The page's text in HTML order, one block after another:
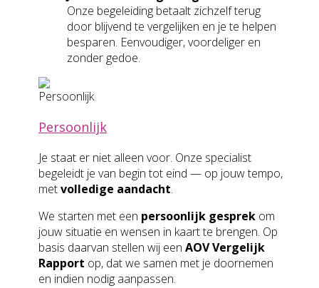
Onze begeleiding betaalt zichzelf terug
door blijvend te vergelijken en je te helpen
besparen. Eenvoudiger, voordeliger en
zonder gedoe.
Persoonlijk
Je staat er niet alleen voor. Onze specialist
begeleidt je van begin tot eind — op jouw tempo,
metvolledige aandacht.
We starten met een persoonlijk gesprek om
jouw situatie en wensen in kaart te brengen. Op
basis daarvan stellen wij een AOV Vergelijk
Rapport op, dat we samen met je doornemen
en indien nodig aanpassen.